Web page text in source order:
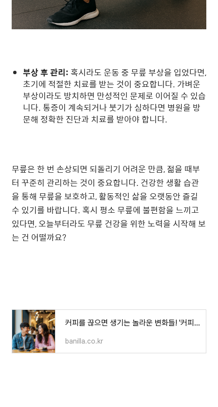
부상 후 관리: 혹시라도 운동 중 무릎 부상을 입었다면,
초기에 적절한 치료를 받는 것이 중요합니다. 가벼운
부상이라도 방치하면 만성적인 문제로 이어질 수 있습
니다. 통증이 계속되거나 붓기가 심하다면 병원을 방
문해 정확한 진단과 치료를 받아야 합니다.
무릎은 한 번 손상되면 되돌리기 어려운 만큼, 젊을 때부
터 꾸준히 관리하는 것이 중요합니다. 건강한 생활 습관
을 통해 무릎을 보호하고, 활동적인 삶을 오랫동안 즐길
수 있기를 바랍니다. 혹시 평소 무릎에 불편함을 느끼고
있다면, 오늘부터라도 무릎 건강을 위한 노력을 시작해 보
는 건 어떨까요?
커피를 끊으면 생기는 놀라운 변화들! '커피 끊기' 가이드
banilla.co.kr